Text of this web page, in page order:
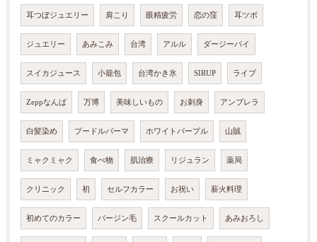
耳つぼジュエリー 肩こり 眼精疲労 恋の窪 耳ツボ
ジュエリー あみこみ 台湾 アルル ダージーパイ
スイカジュース 小籠包 台湾かき氷 SIRUP ライブ
Zeppなんば 万博 美味しいもの お刺身 アンブレラ
白髪染め プードルパーマ ホワイトパープル 山賊
ミャクミャク 食べ物 肌治療 リジュラン 薬局
クリニック 初 セルフカラー お祝い 薪火料理
初めてのカラー バージン毛 スクールカット あみおろし